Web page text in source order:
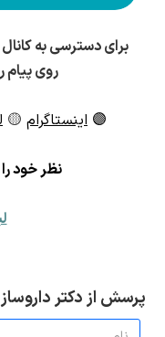
برای دسترسی به
روی
🟣 اینستاگرام 🟡
نظر خود
پرسش از دکتر داروساز